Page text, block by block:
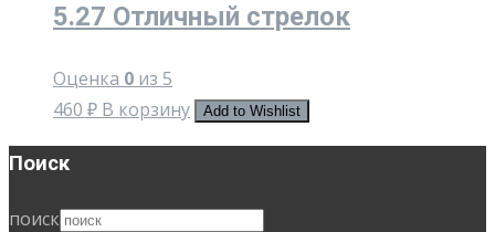
5.27 Отличный стрелок
Оценка 0 из 5
460 ₽ В корзину Add to Wishlist
Поиск
поиск